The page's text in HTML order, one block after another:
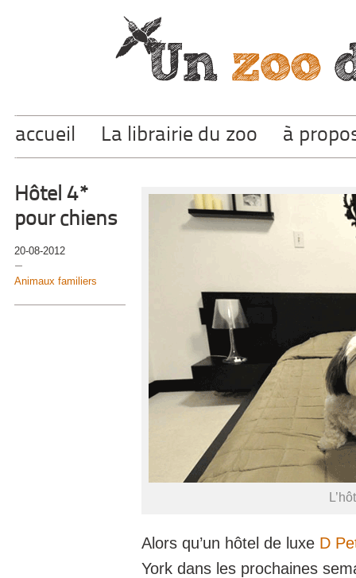
accueil La librairie du zoo à
Hôtel 4*
pour chiens
20-08-2012
Animaux familiers
Alors qu’un hôtel de luxe D
York dans les prochaines